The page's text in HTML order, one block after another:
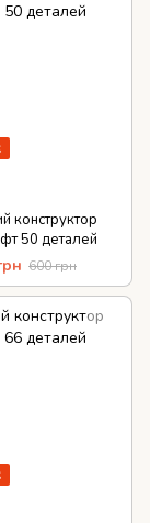
конструктор
50 деталей
600 грн